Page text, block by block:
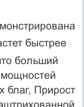
быстрее
больший
благ, Прирост